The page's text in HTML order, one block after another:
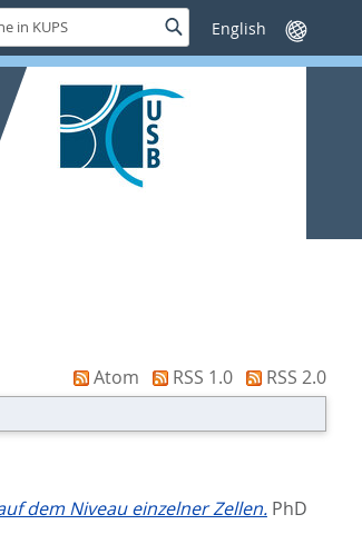
SucheSprache
wechseln
Atom RSS 1.0
RSS 2.0
dem Niveau einzelner Zellen. PhD